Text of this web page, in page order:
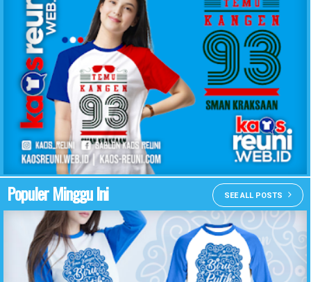
KAOS REUNI SMAN KRAKSAAN
Populer Minggu Ini SEE ALL POSTS